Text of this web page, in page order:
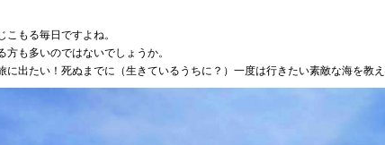
もる毎日ですよね。
も多いのではないでしょうか。
に出たい！死ぬまでに（生きているうちに？）一度は行きたい素敵な海を教